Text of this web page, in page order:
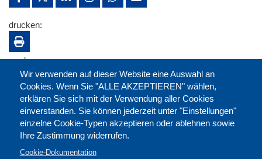
Wir verwenden auf dieser Website eine Auswahl an
Cookies. Wenn Sie "ALLE AKZEPTIEREN" wählen,
erklären Sie sich mit der Verwendung aller Cookies
einverstanden. Sie können jederzeit unter "Einstellungen"
einzelne Cookie-Typen akzeptieren oder ablehnen sowie
Ihre Zustimmung widerrufen.
Cookie-Dokumentation
drucken:
merken: